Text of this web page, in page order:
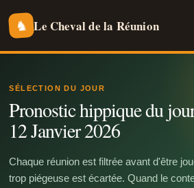
♞ Le Cheval de la Réunion
SÉLECTION DU JOUR
Pronostic hippique du
12 Janvier 2026
Chaque réunion est filtrée avant d'être
trop piégeuse est écartée. Quand le